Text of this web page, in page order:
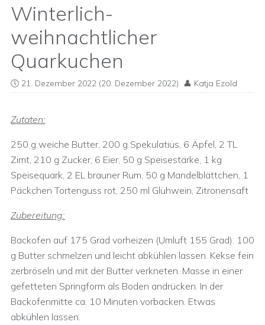
Winterlich-
weihnachtlicher
Quarkuchen
21. Dezember 2022 (20. Dezember 2022) Katja Ezold
Zutaten:
250 g weiche Butter, 200 g Spekulatius, 6 Äpfel, 2 TL
Zimt, 210 g Zucker, 6 Eier, 50 g Speisestärke, 1 kg
Speisequark, 2 EL brauner Rum, 50 g Mandelblättchen, 1
Päckchen Tortenguss rot, 250 ml Glühwein, Zitronensaft
Zubereitung:
Backofen auf 175 Grad vorheizen (Umluft 155 Grad). 100
g Butter schmelzen und leicht abkühlen lassen. Kekse fein
zerbröseln und mit der Butter verkneten. Masse in einer
gefetteten Springform als Boden andrücken. In der
Backofenmitte ca. 10 Minuten vorbacken. Etwas
abkühlen lassen.